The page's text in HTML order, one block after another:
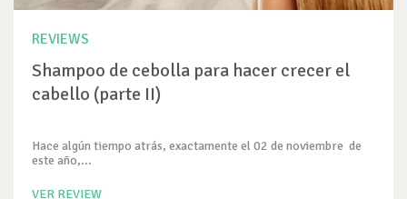
REVIEWS
Shampoo de cebolla para hacer crecer el
cabello (parte II)
Hace algún tiempo atrás, exactamente el 02 de noviembre de
este año,...
VER REVIEW